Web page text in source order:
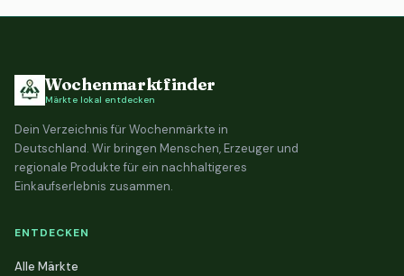
Wochenmarktfinder
Märkte lokal entdecken
Dein Verzeichnis für Wochenmärkte in
Deutschland. Wir bringen Menschen, Erzeuger und
regionale Produkte für ein nachhaltigeres
Einkaufserlebnis zusammen.
ENTDECKEN
Alle Märkte